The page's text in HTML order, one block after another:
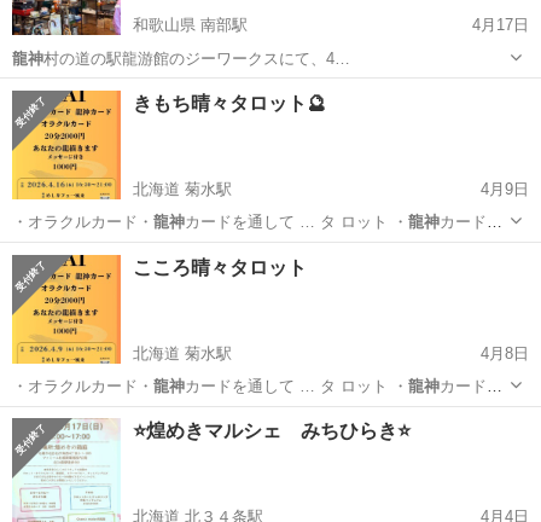
和歌山県 南部駅
4月17日
龍神村の道の駅龍游館のジーワークスにて、4…
和歌山 田辺市 南部駅 展示会 ビンテージ
きもち晴々タロット🔮
北海道 菊水駅
4月9日
・オラクルカード・ 龍神 カードを通して … タ ロット ・ 龍神カードか
らのメッセ…
北海道 札幌市 菊水駅 その他
こころ晴々タロット
北海道 菊水駅
4月8日
・オラクルカード・ 龍神 カードを通して … タ ロット ・ 龍神カードか
らのメッセ…
北海道 札幌市 菊水駅 チャネリング
⭐️煌めきマルシェ みちひらき⭐️
北海道 北３４条駅 4月4日